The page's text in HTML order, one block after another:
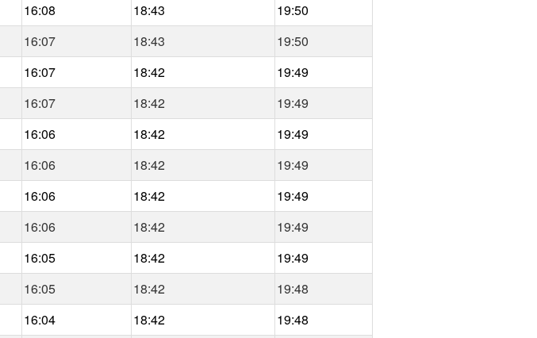
16:08 18:43
19:50
16:07 18:43
19:50
16:07 18:42
19:49
16:07 18:42
19:49
16:06 18:42
19:49
16:06 18:42
19:49
16:06 18:42
19:49
16:06 18:42
19:49
16:05 18:42
19:49
16:05 18:42
19:48
16:04 18:42
19:48